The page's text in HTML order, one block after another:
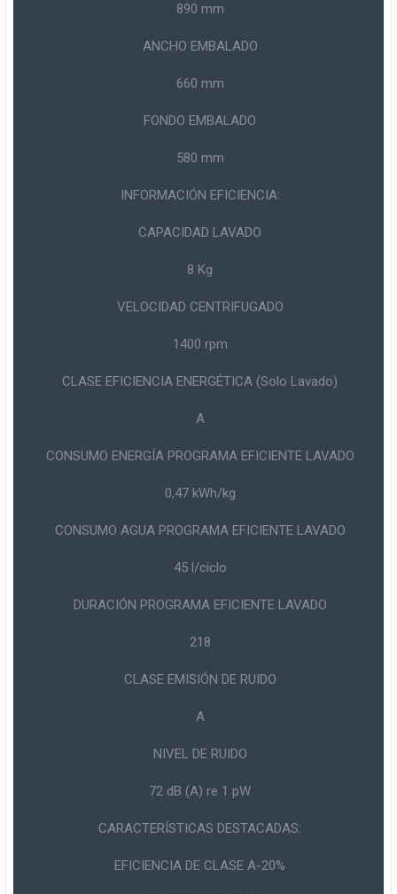
890 mm
ANCHO EMBALADO
660 mm
FONDO EMBALADO
580 mm
INFORMACIÓN EFICIENCIA:
CAPACIDAD LAVADO
8 Kg
VELOCIDAD CENTRIFUGADO
1400 rpm
CLASE EFICIENCIA ENERGÉTICA (Solo Lavado)
A
CONSUMO ENERGÍA PROGRAMA EFICIENTE LAVADO
0,47 kWh/kg
CONSUMO AGUA PROGRAMA EFICIENTE LAVADO
45 l/ciclo
DURACIÓN PROGRAMA EFICIENTE LAVADO
218
CLASE EMISIÓN DE RUIDO
A
NIVEL DE RUIDO
72 dB (A) re 1 pW
CARACTERÍSTICAS DESTACADAS:
EFICIENCIA DE CLASE A-20%